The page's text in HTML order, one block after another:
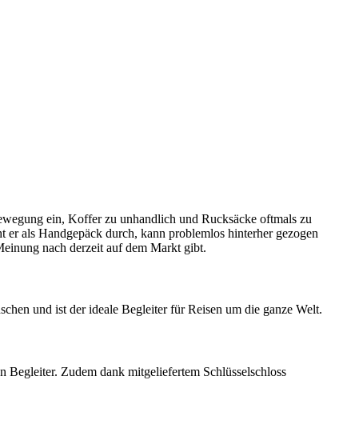
ein, Koffer zu unhandlich und Rucksäcke oftmals zu
als Handgepäck durch, kann problemlos hinterher gezogen
nach derzeit auf dem Markt gibt.
und ist der ideale Begleiter für Reisen um die ganze Welt.
Zudem dank mitgeliefertem Schlüsselschloss